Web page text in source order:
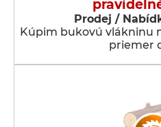
Prodej /
Kúpim bukovú vlákninu
priemer